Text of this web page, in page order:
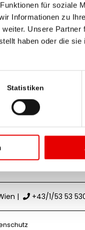
für soziale
Informationen zu
Unsere Partner
haben oder die
Statistiken
| +43/1/53 53